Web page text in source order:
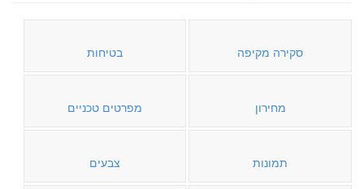
סקירה מקיפה בטיחות
מחירון מפרטים טכניים
תמונות צבעים